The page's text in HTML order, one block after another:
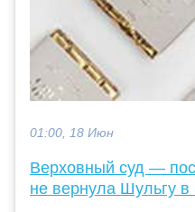
01:00, 18 Июн
Верховный суд —
не вернула Шульгу